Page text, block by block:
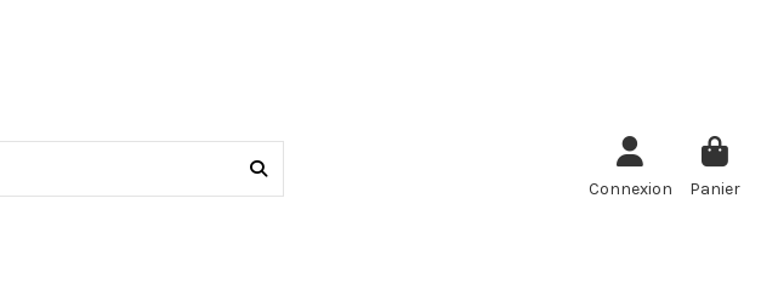
Connexion Panier